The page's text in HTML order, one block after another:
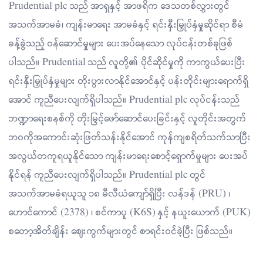
Prudential plc သည် အာရှနှင့် အာဖရိက ဒေသတစ်လွှားတွင်
အသက်အာမခံ၊ ကျန်းမာရေး အာမခံနှင့် ရင်းနှီးမြှုပ်နှံမှုဆိုင်ရာ စီမံ
ခန့်ခွဲသည့် ဝန်ဆောင်မှုများ ပေးအပ်နေသော လုပ်ငန်းတစ်ခုဖြစ်
ပါသည်။ Prudential သည် လူတို့၏ ပိုင်ဆိုင်မှုကို ကာကွယ်ပေးပြီး
ရင်းနှီးမြှုပ်နှံမှုများ တိုးပွားလာနိုင်အောင်နှင့် ပန်းတိုင်းများရောက်ရှိ
အောင် ကူညီပေးလျက်ရှိပါသည်။ Prudential plc လုပ်ငန်းသည်
ဘဏ္ဍာရေးစနစ်ကို တိုးမြှင့်ဖော်ဆောင်ပေးခြင်းနှင့် လူတိုင်းအတွက်
ဘဝကိုအကောင်းဆုံးဖြတ်သန်းနိုင်အောင် ကုန်ကျစရိတ်သက်သာပြီး
အလွယ်တကူရယူနိုင်သော ကျန်းမာရေးစောင့်ရှောက်မှုများ ပေးအပ်
နိုင်ရန် ကူညီပေးလျက်ရှိပါသည်။ Prudential plc တွင်
အသက်အာမခံရယူသူ ၁၈ မီလီယံကျော်ရှိပြီး လန်ဒန် (PRU) ၊
ဟောင်ကောင် (2378) ၊ စင်ကာပူ (K6S) နှင့် နယူးယောက် (PUK)
စတော့အိတ်ချိန်း ဈေးကွက်များတွင် စာရင်းဝင်ခဲ့ပြီး ဖြစ်သည်။